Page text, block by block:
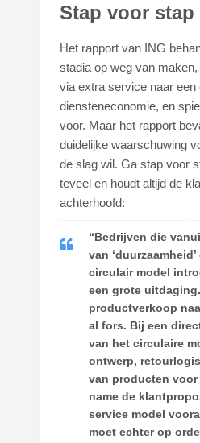
Stap voor stap
Het rapport van ING
stadia op weg van
via extra service naar een
diensteneconomie, en
voor. Maar het rapport
duidelijke waarschuwing
de slag wil. Ga stap voor
teveel en houdt altijd de
achterhoofd:
“Bedrijven die
van
circulair model
een grote
productverkoop
al fors. Bij een
van het circulaire
ontwerp,
van producten voor
name de
service model
moet echter op